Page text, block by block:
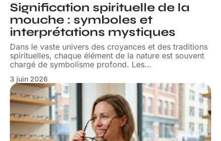
Signification spirituelle de la
mouche : symboles et
interprétations mystiques
Dans le vaste univers des croyances et des traditions
spirituelles, chaque élément de la nature est souvent
chargé de symbolisme profond. Les…
3 juin 2026